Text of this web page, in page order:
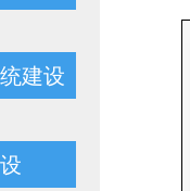
建设